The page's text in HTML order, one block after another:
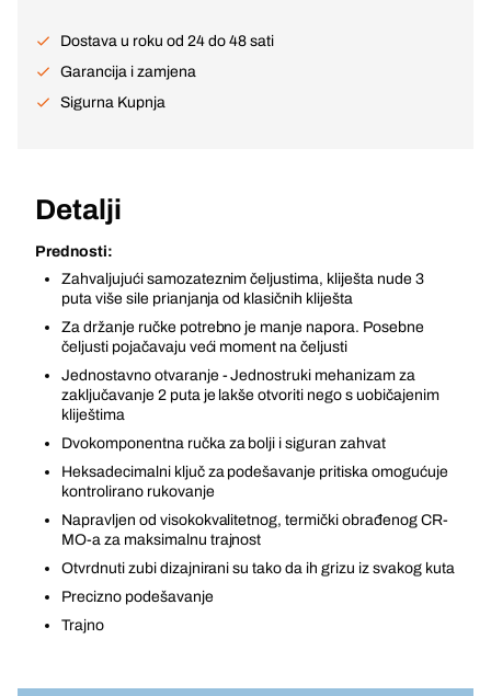
Dostava u roku od 24 do 48 sati
Garancija i zamjena
Sigurna Kupnja
Detalji
Prednosti:
Zahvaljujući samozateznim čeljustima, kliješta nude 3
puta više sile prianjanja od klasičnih kliješta
Za držanje ručke potrebno je manje napora. Posebne
čeljusti pojačavaju veći moment na čeljusti
Jednostavno otvaranje - Jednostruki mehanizam za
zaključavanje 2 puta je lakše otvoriti nego s uobičajenim
kliještima
Dvokomponentna ručka za bolji i siguran zahvat
Heksadecimalni ključ za podešavanje pritiska omogućuje
kontrolirano rukovanje
Napravljen od visokokvalitetnog, termički obrađenog CR-
MO-a za maksimalnu trajnost
Otvrdnuti zubi dizajnirani su tako da ih grizu iz svakog kuta
Precizno podešavanje
Trajno